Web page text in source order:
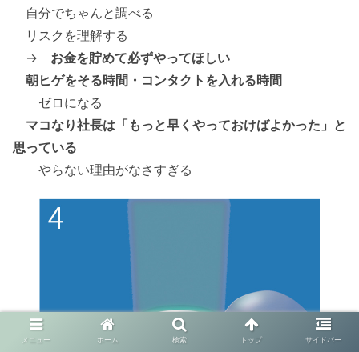
自分でちゃんと調べる
リスクを理解する
→ お金を貯めて必ずやってほしい
朝ヒゲをそる時間・コンタクトを入れる時間
ゼロになる
マコなり社長は「もっと早くやっておけばよかった」と
思っている
やらない理由がなさすぎる
メニュー ホーム 検索 トップ サイドバー